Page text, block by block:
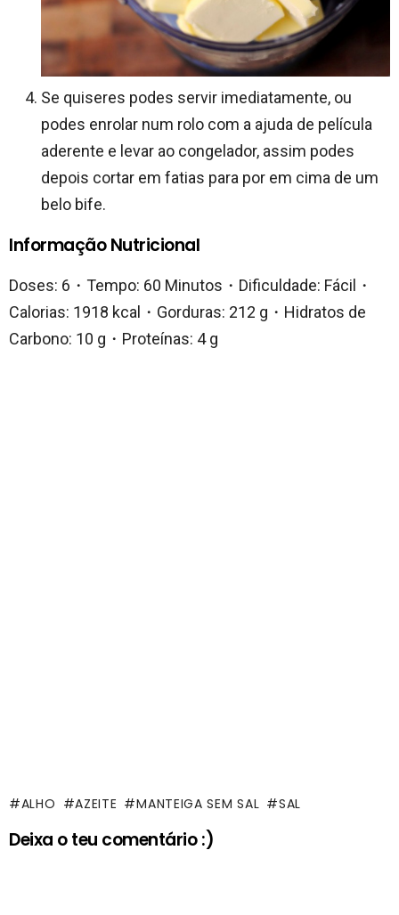
Se quiseres podes servir imediatamente, ou
podes enrolar num rolo com a ajuda de película
aderente e levar ao congelador, assim podes
depois cortar em fatias para por em cima de um
belo bife.
Informação Nutricional
Doses: 6・Tempo: 60 Minutos・Dificuldade: Fácil・
Calorias: 1918 kcal・Gorduras: 212 g・Hidratos de
Carbono: 10 g・Proteínas: 4 g
ALHO AZEITE MANTEIGA SEM SAL SAL
Deixa o teu comentário :)